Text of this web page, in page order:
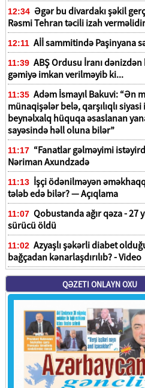
12:34 Əgər bu divardakı şəkil
Rəsmi Tehran təcili izah verməlidir
12:11 Aİİ sammitində Paşinyana
11:39 ABŞ Ordusu İranı
gəmiyə imkan verilməyib ki...
11:35 Adəm İsmayıl Bakuvi: “Ən
münaqişələr belə, qarşılıqlı siyasi
beynəlxalq hüquqa əsaslanan
sayəsində həll oluna bilər”
11:17 “Fanatlar gəlməyimi
Nəriman Axundzadə
11:13 İşçi ödənilməyən
tələb edə bilər? — Açıqlama
11:07 Qobustanda ağır qəza - 27
sürücü öldü
11:02 Azyaşlı şəkərli diabet
bağçadan kənarlaşdırılıb? - Video
QƏZETI ONLAYN OXU